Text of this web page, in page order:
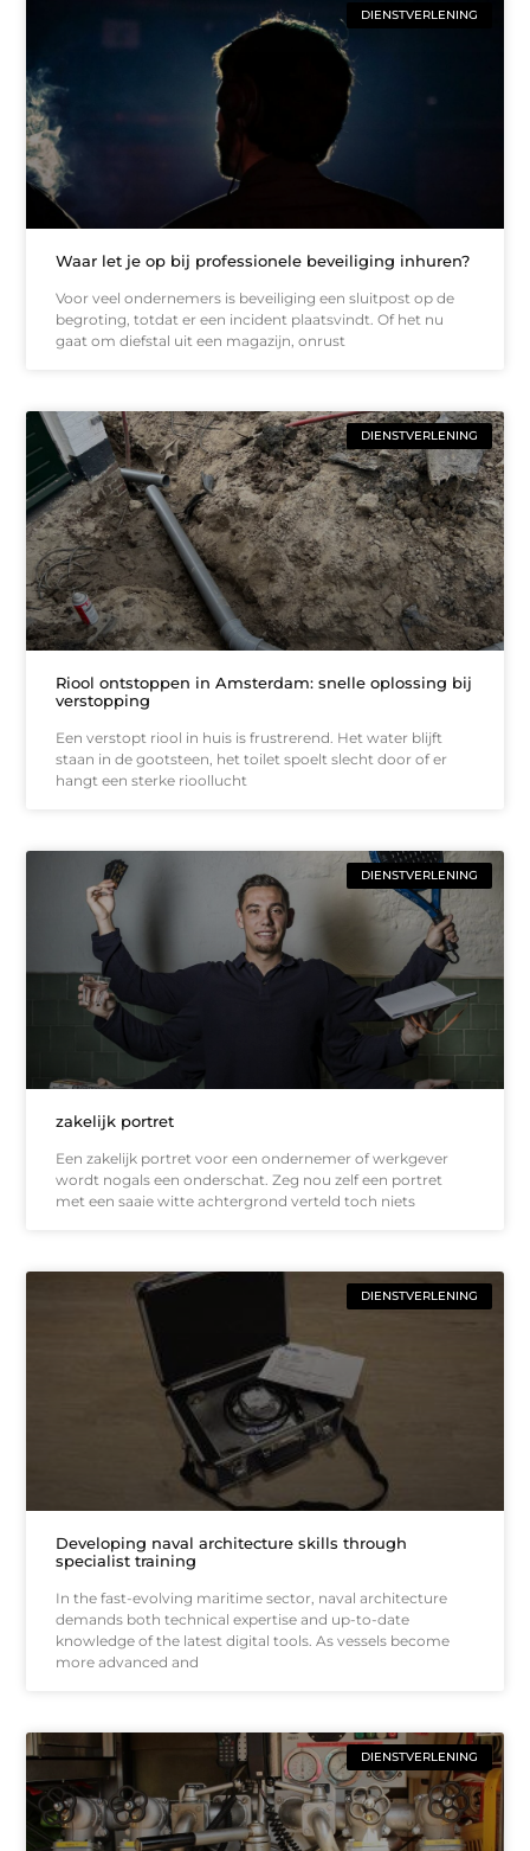
DIENSTVERLENING
Waar let je op bij professionele beveiliging inhuren?
Voor veel ondernemers is beveiliging een sluitpost op de
begroting, totdat er een incident plaatsvindt. Of het nu
gaat om diefstal uit een magazijn, onrust
DIENSTVERLENING
Riool ontstoppen in Amsterdam: snelle oplossing bij
verstopping
Een verstopt riool in huis is frustrerend. Het water blijft
staan in de gootsteen, het toilet spoelt slecht door of er
hangt een sterke rioollucht
DIENSTVERLENING
zakelijk portret
Een zakelijk portret voor een ondernemer of werkgever
wordt nogals een onderschat. Zeg nou zelf een portret
met een saaie witte achtergrond verteld toch niets
DIENSTVERLENING
Developing naval architecture skills through
specialist training
In the fast-evolving maritime sector, naval architecture
demands both technical expertise and up-to-date
knowledge of the latest digital tools. As vessels become
more advanced and
DIENSTVERLENING